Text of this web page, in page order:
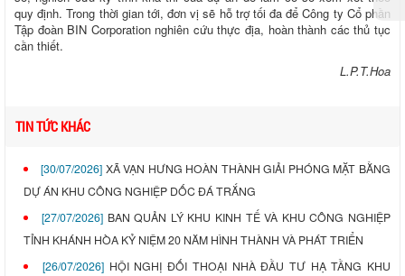
quy định. Trong thời gian tới, đơn vị sẽ hỗ trợ tối đa để Công ty Cổ phần
Tập đoàn BIN Corporation nghiên cứu thực địa, hoàn thành các thủ tục
cần thiết.
L.P.T.Hoa
TIN TỨC KHÁC
[30/07/2026] XÃ VẠN HƯNG HOÀN THÀNH GIẢI PHÓNG MẶT BẰNG
DỰ ÁN KHU CÔNG NGHIỆP DỐC ĐÁ TRẮNG
[27/07/2026] BAN QUẢN LÝ KHU KINH TẾ VÀ KHU CÔNG NGHIỆP
TỈNH KHÁNH HÒA KỶ NIỆM 20 NĂM HÌNH THÀNH VÀ PHÁT TRIỂN
[26/07/2026] HỘI NGHỊ ĐỐI THOẠI NHÀ ĐẦU TƯ HẠ TẦNG KHU